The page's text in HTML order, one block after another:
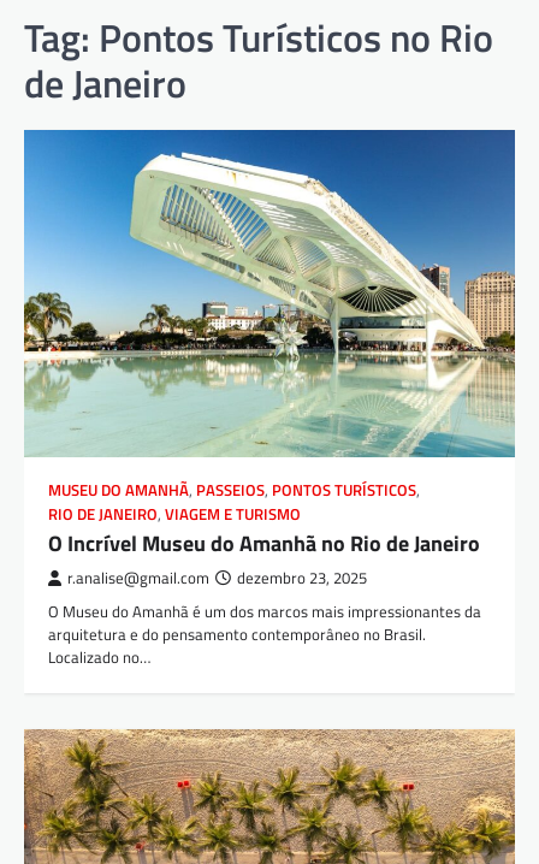
Tag: Pontos Turísticos no Rio
de Janeiro
MUSEU DO AMANHÃ, PASSEIOS, PONTOS TURÍSTICOS,
RIO DE JANEIRO, VIAGEM E TURISMO
O Incrível Museu do Amanhã no Rio de Janeiro
r.analise@gmail.com dezembro 23, 2025
O Museu do Amanhã é um dos marcos mais impressionantes da
arquitetura e do pensamento contemporâneo no Brasil.
Localizado no…